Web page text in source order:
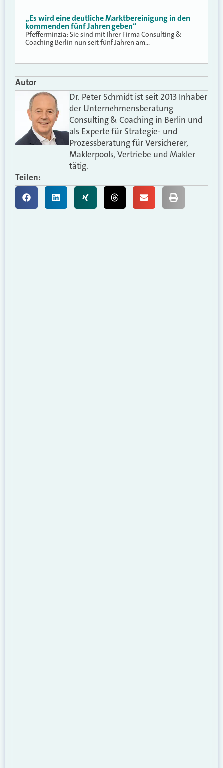
„Es wird eine deutliche Marktbereinigung in den
kommenden fünf Jahren geben“
Pfefferminzia: Sie sind mit Ihrer Firma Consulting &
Coaching Berlin nun seit fünf Jahren am…
Autor
Dr. Peter Schmidt ist seit 2013 Inhaber
der Unternehmensberatung
Consulting & Coaching in Berlin und
als Experte für Strategie- und
Prozessberatung für Versicherer,
Maklerpools, Vertriebe und Makler
tätig.
Teilen: